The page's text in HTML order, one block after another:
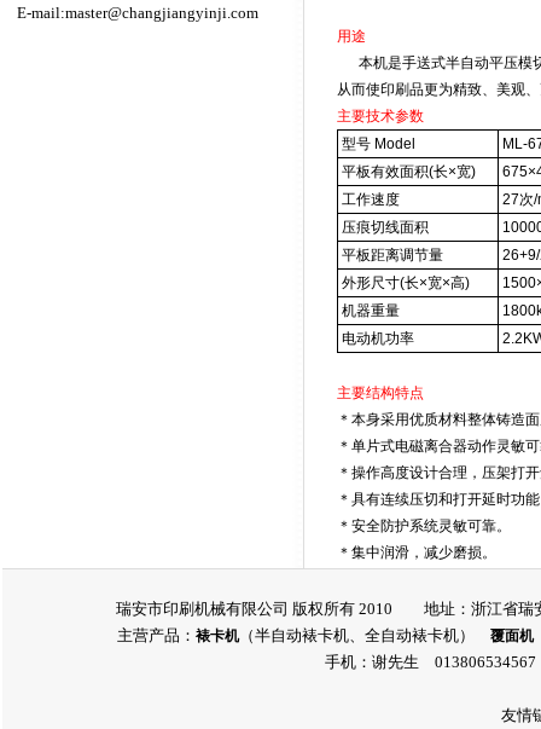
E-mail:master@changjiangyinji.com
用途
本机是手送式半自动平压模
从而使印刷品更为精致、美观
主要技术参数
型号 Model
ML-
平板有效面积(长×宽)
工作速度
27次/
压痕切线面积
平板距离调节量
外形尺寸(长×宽×高)
机器重量
电动机功率
主要结构特点
＊本身采用优质材料整体铸造
＊单片式电磁离合器动作灵敏
＊操作高度设计合理，压架打
＊具有连续压切和打开延时功
＊安全防护系统灵敏可靠。
＊集中润滑，减少磨损。
瑞安市印刷机械有限公司 版权所有 2010 地址：浙江省
主营产品： 裱卡机（半自动裱卡机、全自动裱卡机） 覆面机
手机：谢先生
友情